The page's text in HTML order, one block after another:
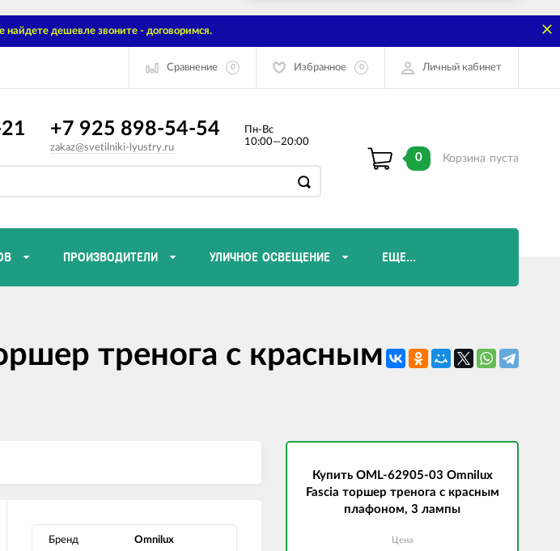
дешевле звоните - договоримся.
Сравнение 0 Избранное 0 Личный кабинет
+7 925 898-54-54
zakaz@svetilniki-lyustry.ru
Пн-Вс
10:00—20:00
0 Корзина пуста
ПРОИЗВОДИТЕЛИ УЛИЧНОЕ ОСВЕЩЕНИЕ ЕЩЕ...
СВЕТОДИОДНЫЕ ЛАМПЫ
тренога с красным
Бренд Omnilux
Купить OML-62905-03 Omnilux
Fascia торшер тренога с красным
плафоном, 3 лампы
Цена